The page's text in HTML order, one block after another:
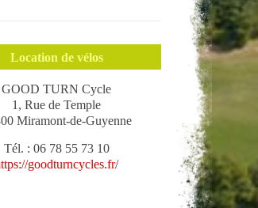
Location de vélos
GOOD TURN Cycle
1, Rue de Temple
Miramont-de-Guyenne
Tél. : 06 78 55 73 10
goodturncycles.fr/